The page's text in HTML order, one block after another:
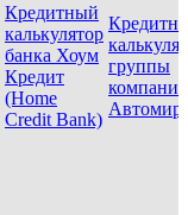
Кредитный
калькулятор
банка Хоум
Кредит
(Home
Credit Bank)
группы
компаний
Автомир